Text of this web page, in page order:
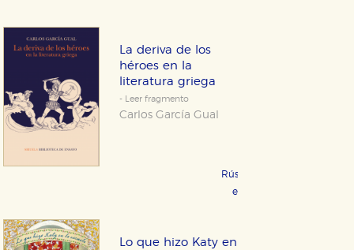
La deriva de los
héroes en la
literatura griega
- Leer fragmento
Carlos García Gual
Rústica 19,95 €
eBook 9,99 €
Lo que hizo Katy en